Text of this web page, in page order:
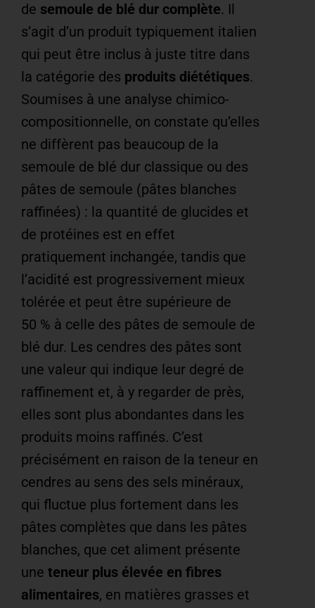
de semoule de blé dur complète. Il
s’agit d’un produit typiquement italien
qui peut être inclus à juste titre dans
la catégorie des produits diététiques.
Soumises à une analyse chimico-
compositionnelle, on constate qu’elles
ne diffèrent pas beaucoup de la
semoule de blé dur classique ou des
pâtes de semoule (pâtes blanches
raffinées) : la quantité de glucides et
de protéines est en effet
pratiquement inchangée, tandis que
l’acidité est progressivement mieux
tolérée et peut être supérieure de
50 % à celle des pâtes de semoule de
blé dur. Les cendres des pâtes sont
une valeur qui indique leur degré de
raffinement et, à y regarder de près,
elles sont plus abondantes dans les
produits moins raffinés. C’est
précisément en raison de la teneur en
cendres au sens des sels minéraux,
qui fluctue plus fortement dans les
pâtes complètes que dans les pâtes
blanches, que cet aliment présente
une teneur plus élevée en fibres
alimentaires, en matières grasses et